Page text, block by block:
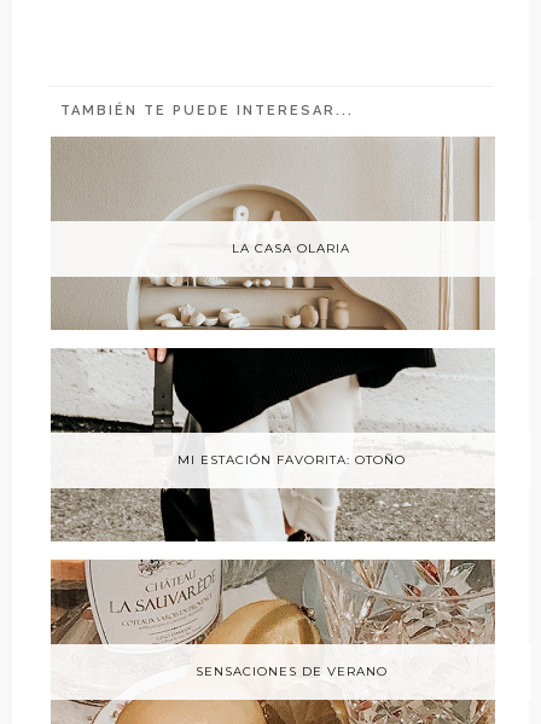
TAMBIÉN TE PUEDE INTERESAR...
LA CASA OLARIA
MI ESTACIÓN FAVORITA: OTOÑO
SENSACIONES DE VERANO